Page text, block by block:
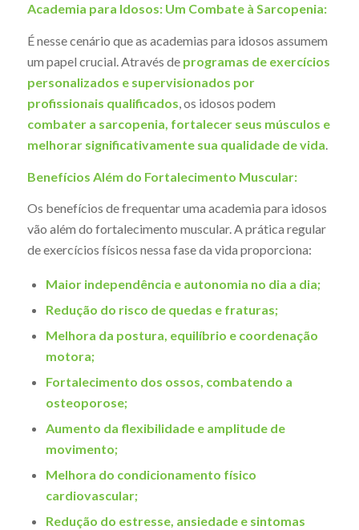
Academia para Idosos: Um Combate à Sarcopenia:
É nesse cenário que as academias para idosos assumem
um papel crucial. Através de programas de exercícios
personalizados e supervisionados por
profissionais qualificados, os idosos podem
combater a sarcopenia, fortalecer seus músculos e
melhorar significativamente sua qualidade de vida.
Benefícios Além do Fortalecimento Muscular:
Os benefícios de frequentar uma academia para idosos
vão além do fortalecimento muscular. A prática regular
de exercícios físicos nessa fase da vida proporciona:
Maior independência e autonomia no dia a dia;
Redução do risco de quedas e fraturas;
Melhora da postura, equilíbrio e coordenação
motora;
Fortalecimento dos ossos, combatendo a
osteoporose;
Aumento da flexibilidade e amplitude de
movimento;
Melhora do condicionamento físico
cardiovascular;
Redução do estresse, ansiedade e sintomas